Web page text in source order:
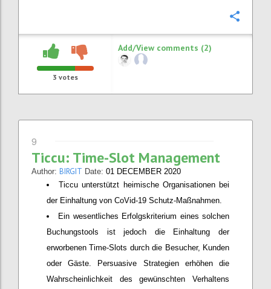
3 votes
Add/View comments (2)
9
Ticcu: Time-Slot Management
Author: BIRGIT Date: 01 DECEMBER 2020
Ticcu unterstützt heimische Organisationen bei
der Einhaltung von CoVid-19 Schutz-Maßnahmen.
Ein wesentliches Erfolgskriterium eines solchen
Buchungstools ist jedoch die Einhaltung der
erworbenen Time-Slots durch die Besucher, Kunden
oder Gäste. Persuasive Strategien erhöhen die
Wahrscheinlichkeit des gewünschten Verhaltens